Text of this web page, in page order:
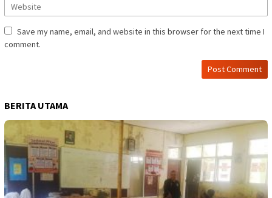
Save my name, email, and website in this browser for the next time I
comment.
BERITA UTAMA